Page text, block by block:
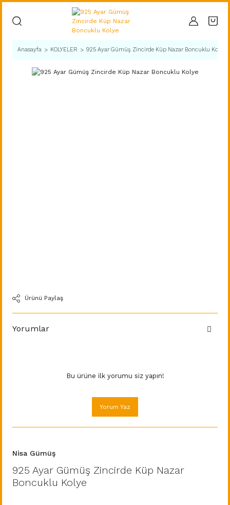
Anasayfa KOLYELER 925 Ayar Gümüş Zincirde Küp Nazar Boncuklu Kolye
Ürünü Paylaş
Yorumlar
Bu ürüne ilk yorumu siz yapın!
Yorum Yaz
Nisa Gümüş
925 Ayar Gümüş Zincirde Küp Nazar
Boncuklu Kolye